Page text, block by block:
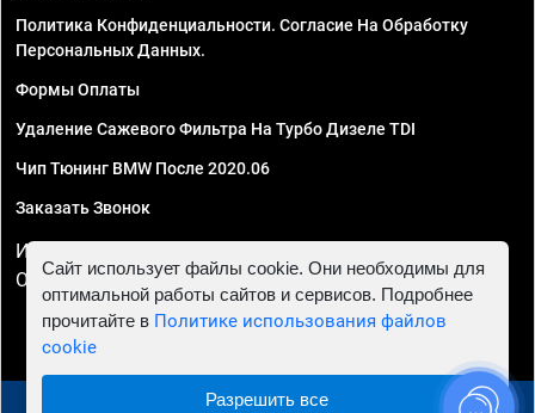
Политика Конфиденциальности. Согласие На Обработку
Персональных Данных.
Формы Оплаты
Удаление Сажевого Фильтра На Турбо Дизеле TDI
Чип Тюнинг BMW После 2020.06
Заказать Звонок
ИП Смирнов Георгий Павлович. ИНН 781302555843,
ОГРНИП 324470400032610
© 2010 - 2026 Чип тюнинг в Сочи - Автосервис "Евро
Сайт использует файлы cookie. Они необходимы для
оптимальной работы сайтов и сервисов. Подробнее
прочитайте в Политике использования файлов
cookie
Разрешить все